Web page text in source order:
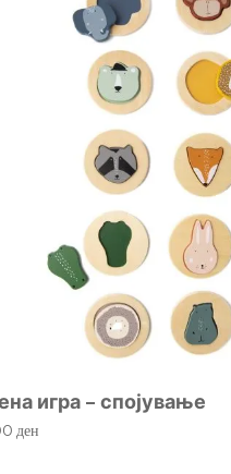
игра – спојување
ден